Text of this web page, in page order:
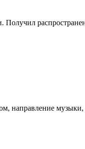
направление